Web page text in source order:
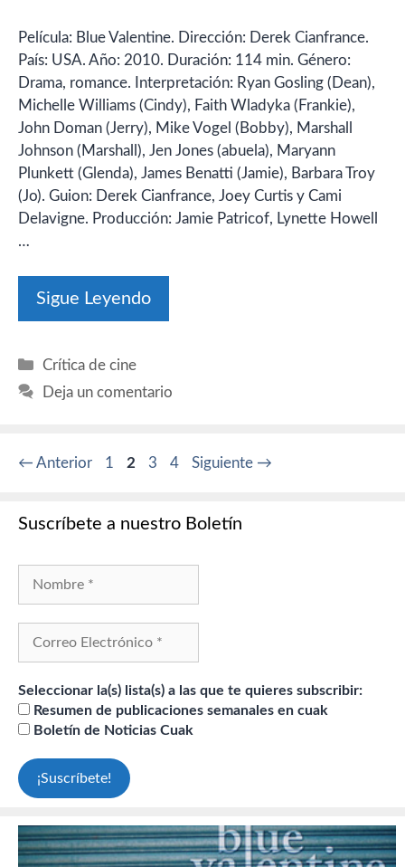
Película: Blue Valentine. Dirección: Derek Cianfrance.
País: USA. Año: 2010. Duración: 114 min. Género:
Drama, romance. Interpretación: Ryan Gosling (Dean),
Michelle Williams (Cindy), Faith Wladyka (Frankie),
John Doman (Jerry), Mike Vogel (Bobby), Marshall
Johnson (Marshall), Jen Jones (abuela), Maryann
Plunkett (Glenda), James Benatti (Jamie), Barbara Troy
(Jo). Guion: Derek Cianfrance, Joey Curtis y Cami
Delavigne. Producción: Jamie Patricof, Lynette Howell
…
Sigue Leyendo
Categorías
Crítica de cine
Deja un comentario
← Anterior Página
1 Página
2 Página
3 Página
4 Siguiente →
Suscríbete a nuestro Boletín
Seleccionar la(s) lista(s) a las que te quieres subscribir:
Resumen de publicaciones semanales en cuak
Boletín de Noticias Cuak